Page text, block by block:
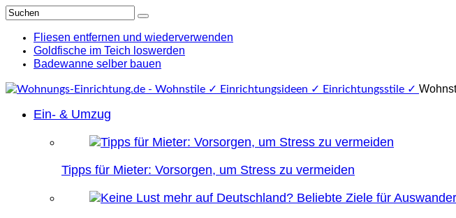
Fliesen entfernen und wiederverwenden
Goldfische im Teich loswerden
Badewanne selber bauen
Ein- & Umzug
Tipps für Mieter: Vorsorgen, um Stress zu vermeiden